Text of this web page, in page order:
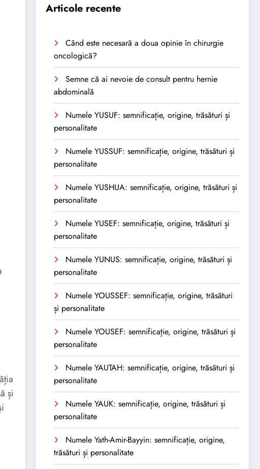
și
Articole recente
Când este necesară a doua opinie în chirurgie
oncologică?
Semne că ai nevoie de consult pentru hernie
abdominală
Numele YUSUF: semnificație, origine, trăsături și
personalitate
Numele YUSSUF: semnificație, origine, trăsături și
personalitate
Numele YUSHUA: semnificație, origine, trăsături și
personalitate
Numele YUSEF: semnificație, origine, trăsături și
personalitate
Numele YUNUS: semnificație, origine, trăsături și
personalitate
Numele YOUSSEF: semnificație, origine, trăsături
și personalitate
Numele YOUSEF: semnificație, origine, trăsături și
personalitate
Numele YAUTAH: semnificație, origine, trăsături și
personalitate
Numele YAUK: semnificație, origine, trăsături și
personalitate
Numele Yath-Amir-Bayyin: semnificație, origine,
trăsături și personalitate